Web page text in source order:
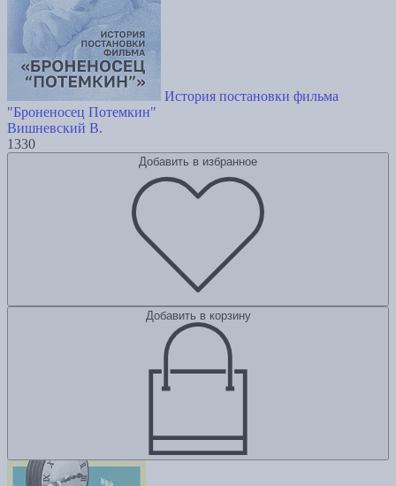
История постановки фильма
"Броненосец Потемкин"
Вишневский В.
1330
Добавить в избранное
Добавить в корзину